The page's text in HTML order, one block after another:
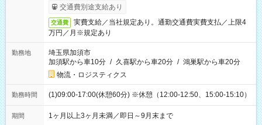
交通費別途支給あり
交通費
実費支給／当社規定あり。通勤交通費実費支払／上限4
万円／月※規定あり
勤務地
埼玉県加須市
加須駅から車10分 / 久喜駅から車20分 / 鴻巣駅から車20分
物流・ロジスティクス
勤務時間 (1)09:00-17:00(休憩60分) ※休憩（12:00-12:50、15:00-15:10）
期間 1ヶ月以上3ヶ月未満／即日～9月末まで